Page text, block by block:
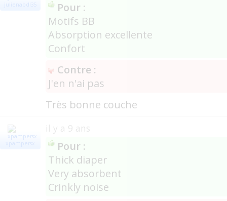
julienabdl35
Pour :
Motifs BB
Absorption excellente
Confort
Contre :
J'en n'ai pas
Très bonne couche
xpampersx
il y a 9 ans
Pour :
Thick diaper
Very absorbent
Crinkly noise